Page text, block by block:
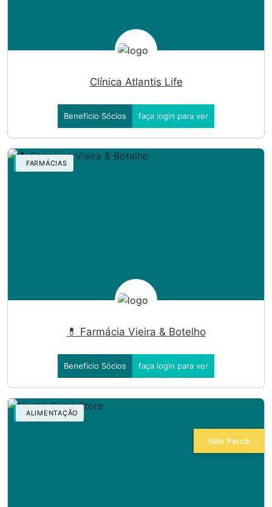
Clínica Atlantis Life
Beneficio Sócios faça login para ver
FARMÁCIAS
💊 Farmácia Vieira & Botelho
Beneficio Sócios faça login para ver
Não Perca
ALIMENTAÇÃO